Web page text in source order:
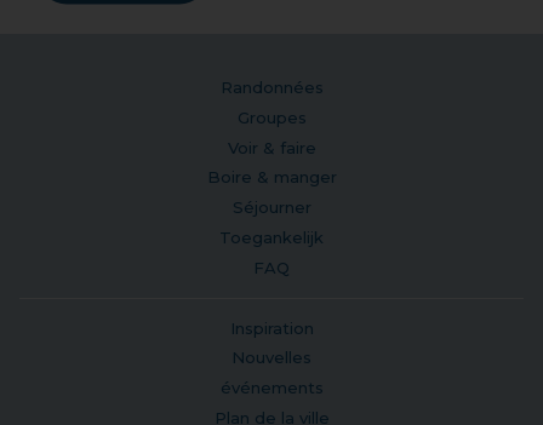
Randonnées
Groupes
Voir & faire
Boire & manger
Séjourner
Toegankelijk
FAQ
Inspiration
Nouvelles
événements
Plan de la ville